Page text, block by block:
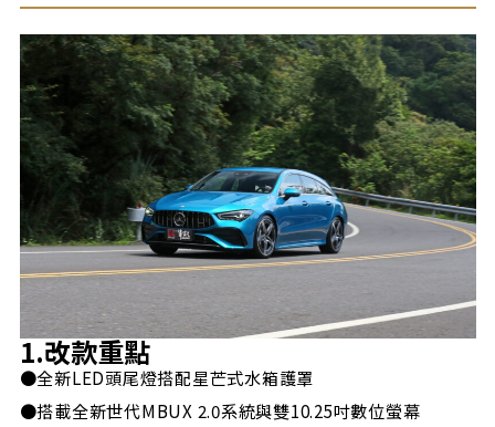
1.改款重點
●全新LED頭尾燈搭配星芒式水箱護罩
●搭載全新世代MBUX 2.0系統與雙10.25吋數位螢幕